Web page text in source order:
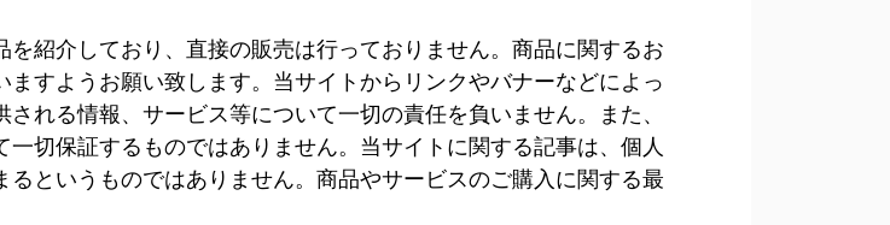
紹介しており、直接の販売は行っておりません。商品に関するお
すようお願い致します。当サイトからリンクやバナーなどによっ
れる情報、サービス等について一切の責任を負いません。また、
切保証するものではありません。当サイトに関する記事は、個人
というものではありません。商品やサービスのご購入に関する最